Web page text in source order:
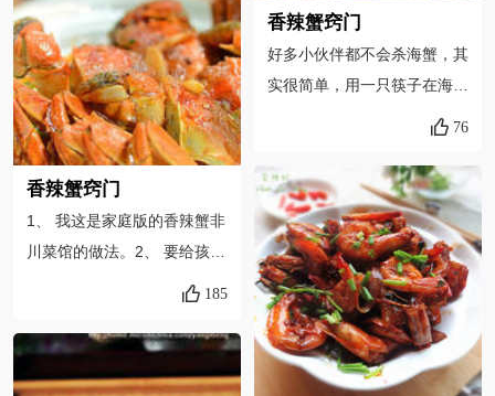
有咸味。青椒到最后出锅前加
入，炒片刻就好了，太久了，
会没有青红椒的清香味。
香辣蟹窍门
1、 我这是家庭版的香辣蟹非
川菜馆的做法。2、 要给孩子
吃所以我只放了一点辣酱，如
椒，这样香辣的味道更足。
3、 螃蟹切成大小一致的块
185
下面闷熟就好了，一切二就
行，黄瓜也是，略炒就好，太
熟就不好吃了，略生点的才利
吧6、炒酱的时候也要注意，
很容易煳锅，香辣虾一定要做
成香辣的，不辣就不好吃了
香辣蟹窍门
好多小伙伴都不会杀海蟹，其
实很简单，用一只筷子在海蟹
屁屁插进去，一会就牺牲了，
海蟹吃完，配料别倒掉，把配
料放起一清水火锅，平时吃火
锅一样想吃什么加什么，那味
道、那好吃只有你自己去尝
尝！
76